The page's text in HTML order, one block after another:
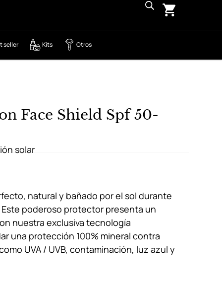
seller Kits Otros
Face Shield Spf 50-
solar
natural y bañado por el sol durante
poderoso protector presenta un
nuestra exclusiva tecnología
una protección 100% mineral contra
UVA / UVB, contaminación, luz azul y